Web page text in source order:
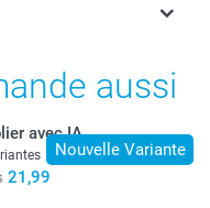
aussi
Nouvelle Variante
avec IA
21,99